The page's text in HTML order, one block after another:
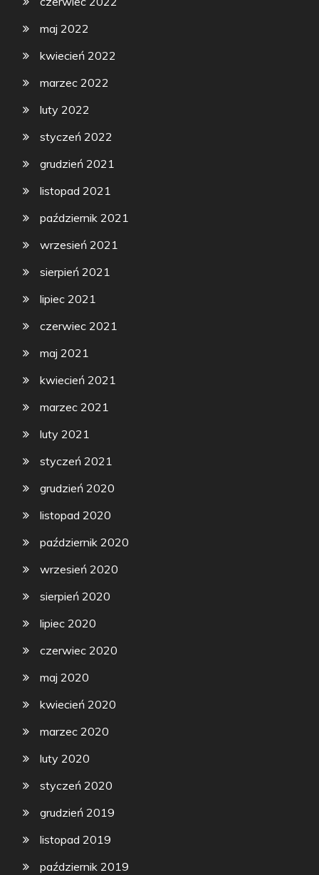
maj 2022
kwiecień 2022
marzec 2022
luty 2022
styczeń 2022
grudzień 2021
listopad 2021
październik 2021
wrzesień 2021
sierpień 2021
lipiec 2021
czerwiec 2021
maj 2021
kwiecień 2021
marzec 2021
luty 2021
styczeń 2021
grudzień 2020
listopad 2020
październik 2020
wrzesień 2020
sierpień 2020
lipiec 2020
czerwiec 2020
maj 2020
kwiecień 2020
marzec 2020
luty 2020
styczeń 2020
grudzień 2019
listopad 2019
październik 2019